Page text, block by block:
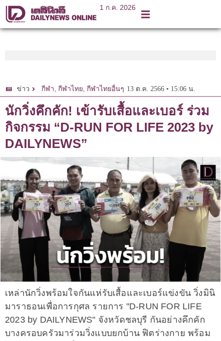
1 ก.ค. 2026
ข่าว กีฬา, กีฬาไทย, กีฬาไทยอื่นๆ 13 ต.ค. 2566 • 15:06 น.
นักวิ่งคึกคัก! เข้ารับเสื้อและเบอร์ ร่วม
กิจกรรม “D-RUN FOR LIFE 2023 by
DAILYNEWS”
เหล่านักวิ่งพร้อมใจกันแห่รับเสื้อและเบอร์แข่งขัน วิ่งมินิ
มาราธอนเพื่อการกุศล รายการ "D-RUN FOR LIFE
2023 by DAILYNEWS" จังหวัดชลบุรี กันอย่างคึกคัก
บางครอบครัวมาร่วมวิ่งแบบยกบ้าน ฟิตร่างกาย พร้อม